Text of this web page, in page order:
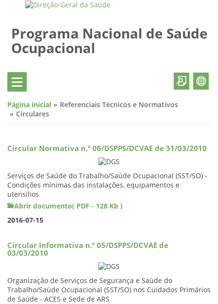
Programa Nacional de Saúde
Ocupacional
Página inicial
Referenciais Técnicos e Normativos
Circulares
Circular Normativa n.º 06/DSPPS/DCVAE de 31/03/2010
Serviços de Saúde do Trabalho/Saúde Ocupacional (SST/SO) -
Condições mínimas das instalações, equipamentos e
utensílios
Abrir documento( PDF - 128 Kb )
2016-07-15
Circular Informativa n.º 05/DSPPS/DCVAE de
03/03/2010
Organização de Serviços de Segurança e Saúde do
Trabalho/Saúde Ocupacional (SST/SO) nos Cuidados Primários
de Saúde - ACES e Sede de ARS